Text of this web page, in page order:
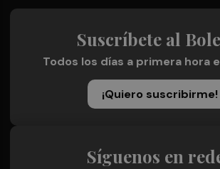
Suscríbete al
Todos los días a primera hora
¡Quiero suscribirme!
Síguenos en